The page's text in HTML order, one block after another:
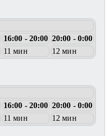
16:00 - 20:00 20:00 - 0:00
11 мин 12 мин
16:00 - 20:00 20:00 - 0:00
11 мин
12 мин